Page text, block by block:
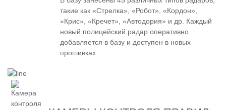
такие как «Стрелка», «Робот», «Кордон»,
«Крис», «Кречет», «Автодория» и др. Каждый
новый полицейский радар оперативно
добавляется в базу и доступен в новых
прошивках.